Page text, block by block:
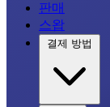
판매
스왑
결제 방법